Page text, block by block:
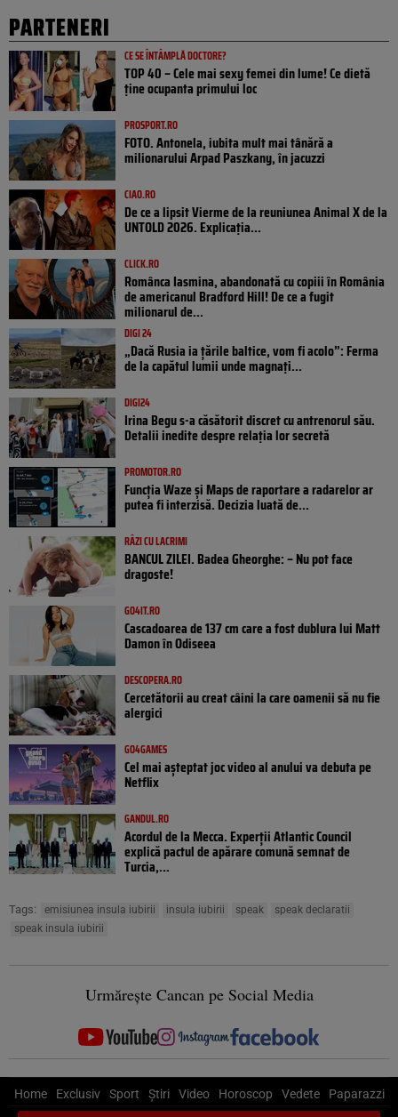
PARTENERI
CE SE ÎNTÂMPLĂ DOCTORE?
TOP 40 – Cele mai sexy femei din lume! Ce dietă
ține ocupanta primului loc
PROSPORT.RO
FOTO. Antonela, iubita mult mai tânără a
milionarului Arpad Paszkany, în jacuzzi
CIAO.RO
De ce a lipsit Vierme de la reuniunea Animal X de la
UNTOLD 2026. Explicația...
CLICK.RO
Românca Iasmina, abandonată cu copiii în România
de americanul Bradford Hill! De ce a fugit
milionarul de...
DIGI 24
„Dacă Rusia ia țările baltice, vom fi acolo”: Ferma
de la capătul lumii unde magnați...
DIGI24
Irina Begu s-a căsătorit discret cu antrenorul său.
Detalii inedite despre relația lor secretă
PROMOTOR.RO
Funcția Waze și Maps de raportare a radarelor ar
putea fi interzisă. Decizia luată de...
RÂZI CU LACRIMI
BANCUL ZILEI. Badea Gheorghe: – Nu pot face
dragoste!
GO4IT.RO
Cascadoarea de 137 cm care a fost dublura lui Matt
Damon în Odiseea
DESCOPERA.RO
Cercetătorii au creat câini la care oamenii să nu fie
alergici
GO4GAMES
Cel mai așteptat joc video al anului va debuta pe
Netflix
GANDUL.RO
Acordul de la Mecca. Experții Atlantic Council
explică pactul de apărare comună semnat de
Turcia,...
Tags: emisiunea insula iubirii insula iubirii speak
speak declaratii
speak insula iubirii
Urmărește Cancan pe Social Media
Home Exclusiv Sport Știri Video Horoscop Vedete Paparazzi